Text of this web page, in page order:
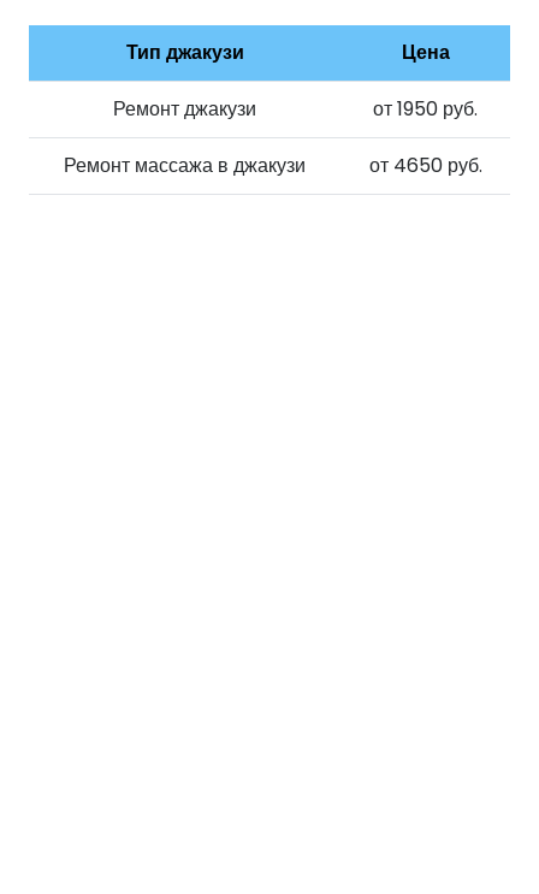
Тип джакузи Цена
Ремонт джакузи от 1950 руб.
Ремонт массажа в джакузи от 4650 руб.